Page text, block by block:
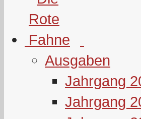
Ausgaben
Jahrgang
Jahrgang